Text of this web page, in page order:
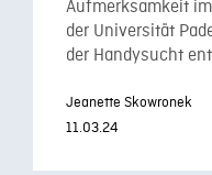
Aufmerksamkeit
der Universität
der Handysucht
Jeanette Skowronek
11.03.24